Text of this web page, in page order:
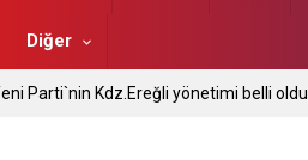
Diğer
Parti`nin Kdz.Ereğli yönetimi belli oldu